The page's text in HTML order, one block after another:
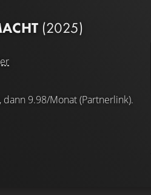
(2025)
dann 9.98/Monat (Partnerlink).